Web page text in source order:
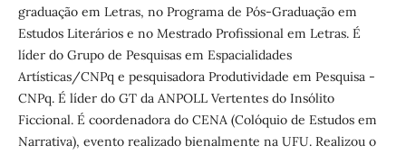
graduação em Letras, no Programa de Pós-Graduação em
Estudos Literários e no Mestrado Profissional em Letras. É
líder do Grupo de Pesquisas em Espacialidades
Artísticas/CNPq e pesquisadora Produtividade em Pesquisa -
CNPq. É líder do GT da ANPOLL Vertentes do Insólito
Ficcional. É coordenadora do CENA (Colóquio de Estudos em
Narrativa), evento realizado bienalmente na UFU. Realizou o